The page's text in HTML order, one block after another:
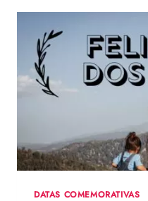
ZENDAYA
TURNÊ
DE
DIVULGAÇÃO
DE
UM
NOVO
DIA
DATAS COMEMORATIVAS